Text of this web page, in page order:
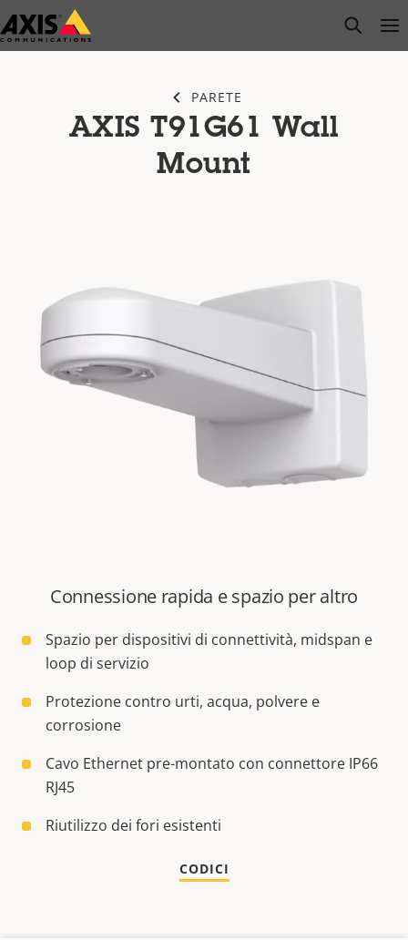
Salta
al
open
PARETE
AXIS T91G61 Wall
Mount
Connessione rapida e spazio per altro
Spazio per dispositivi di connettività, midspan e
loop di servizio
Protezione contro urti, acqua, polvere e
corrosione
Cavo Ethernet pre-montato con connettore IP66
RJ45
Riutilizzo dei fori esistenti
CODICI